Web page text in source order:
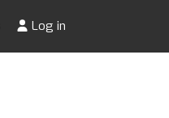
Log in